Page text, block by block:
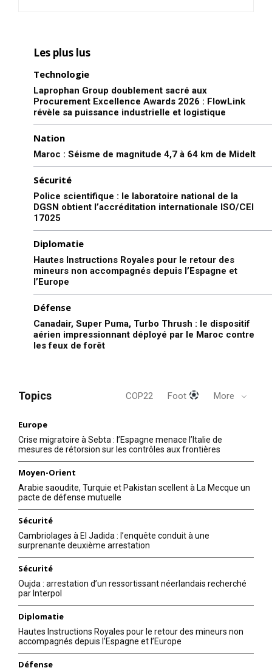
l'information
Insight Publications
À propos
Nous contacter
Les plus lus
Technologie
Laprophan Group doublement sacré aux
Procurement Excellence Awards 2026 : FlowLink
révèle sa puissance industrielle et logistique
Nation
Maroc : Séisme de magnitude 4,7 à 64 km de Midelt
Sécurité
Police scientifique : le laboratoire national de la
DGSN obtient l’accréditation internationale ISO/CEI
17025
Diplomatie
Hautes Instructions Royales pour le retour des
mineurs non accompagnés depuis l’Espagne et
l’Europe
Défense
Canadair, Super Puma, Turbo Thrush : le dispositif
aérien impressionnant déployé par le Maroc contre
les feux de forêt
Topics COP22 Foot More
Europe
Crise migratoire à Sebta : l’Espagne menace l’Italie de
mesures de rétorsion sur les contrôles aux frontières
Moyen-Orient
Arabie saoudite, Turquie et Pakistan scellent à La Mecque un
pacte de défense mutuelle
Sécurité
Cambriolages à El Jadida : l’enquête conduit à une
surprenante deuxième arrestation
Sécurité
Oujda : arrestation d’un ressortissant néerlandais recherché
par Interpol
Diplomatie
Hautes Instructions Royales pour le retour des mineurs non
accompagnés depuis l’Espagne et l’Europe
Défense